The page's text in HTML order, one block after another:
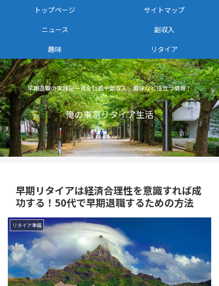
早期退職の実践記〜資金計画や副収入、趣味など役立つ情報！
俺の東京リタイア生活
トップページ
サイトマップ
ニュース
副収入
趣味
リタイア
早期リタイアは経済合理性を意識すれば成
功する！50代で早期退職するための方法
リタイア準備